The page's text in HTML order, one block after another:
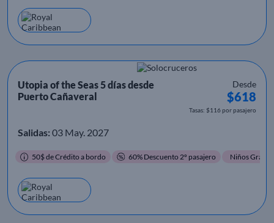
Utopia of the Seas 5 días desde
Puerto Cañaveral
Desde
$618
Tasas: $116 por pasajero
Salidas: 03 May. 2027
50$ de Crédito a bordo 60% Descuento 2º pasajero Niños Gratis